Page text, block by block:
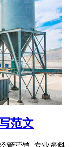
范文
管营销_专业资料。